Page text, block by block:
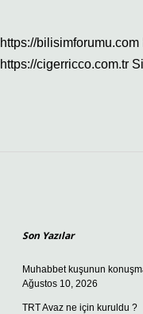
https://bilisimforumu.com
https://cigerricco.com.tr
Son Yazılar
Muhabbet kuşunun
Ağustos 10, 2026
TRT Avaz ne için kuruldu ?